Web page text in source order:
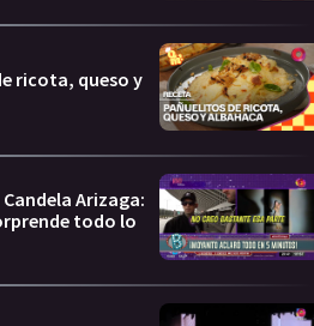
ricota, queso y
Arizaga:
todo lo